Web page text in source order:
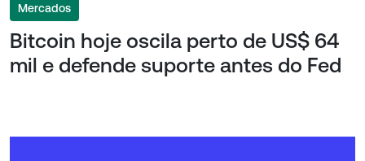
Mercados
Bitcoin hoje oscila perto de US$ 64
mil e defende suporte antes do Fed